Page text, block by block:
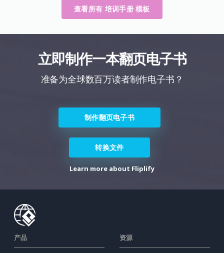
查看所有 培训手册 模板
立即制作一本翻页电子书
准备为全球数百万读者制作电子书？
制作翻页电子书
转换文件
Learn more about Fliplify
产品 资源